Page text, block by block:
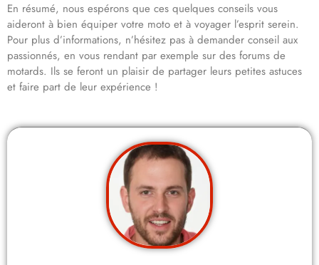
En résumé, nous espérons que ces quelques conseils vous
aideront à bien équiper votre moto et à voyager l’esprit serein.
Pour plus d’informations, n’hésitez pas à demander conseil aux
passionnés, en vous rendant par exemple sur des forums de
motards. Ils se feront un plaisir de partager leurs petites astuces
et faire part de leur expérience !